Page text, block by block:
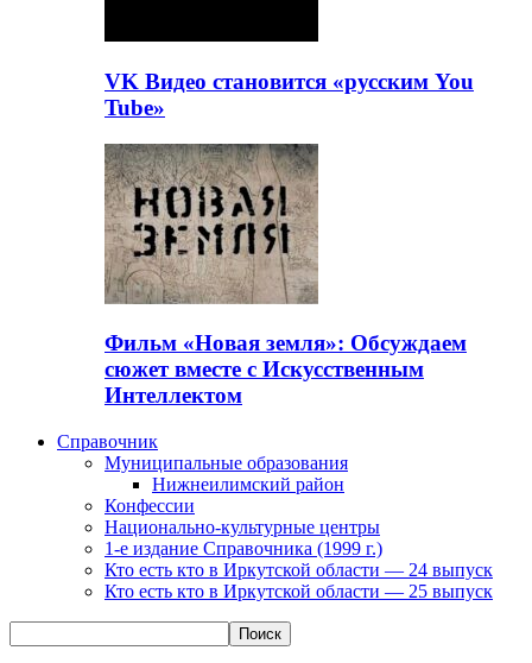
VK Видео становится «русским You
Tube»
Фильм «Новая земля»: Обсуждаем
сюжет вместе с Искусственным
Интеллектом
Справочник
Муниципальные образования
Нижнеилимский район
Конфессии
Национально-культурные центры
1-е издание Справочника (1999 г.)
Кто есть кто в Иркутской области — 24 выпуск
Кто есть кто в Иркутской области — 25 выпуск